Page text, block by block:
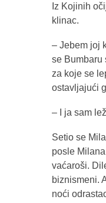
Iz Kojinih
klinac.
– Jebem joj
se Bumbaru
za koje se
ostavljajući
– I ja sam
Setio se
posle
vaćaroši.
biznismeni.
noći